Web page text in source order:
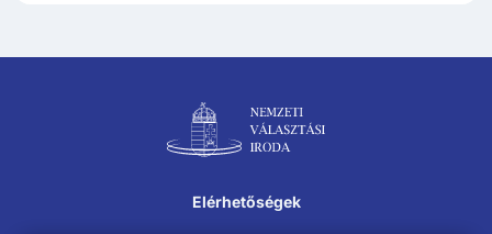
Lábléc navigáció
Elérhetőségek